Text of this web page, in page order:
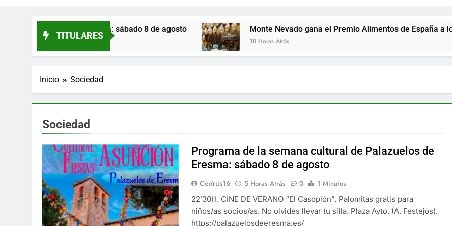
TITULARES
de Eresma: sábado 8 de agosto Monte Nevado gana el Premio Alimentos de España a los mejores
18 Horas Atrás
Inicio Sociedad
Sociedad
Programa de la semana cultural de Palazuelos de
Eresma: sábado 8 de agosto
Cedrus16 5 Horas Atrás 0
1 Minutos
22’30H. CINE DE VERANO “El Casoplón”. Palomitas gratis para
niños/as socios/as. No olvides llevar tu silla. Plaza Ayto. (A. Festejos).
https://palazuelosdeeresma.es/